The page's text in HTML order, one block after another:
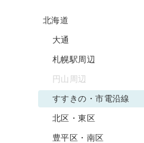
北海道
大通
札幌駅周辺
円山周辺
すすきの・市電沿線
北区・東区
豊平区・南区